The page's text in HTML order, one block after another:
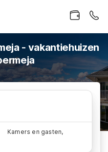
- vakantiehuizen
Kamers en gasten,